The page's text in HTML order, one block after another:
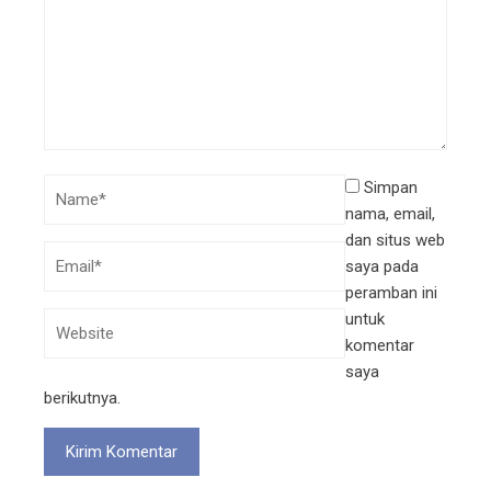
Simpan
nama, email,
dan situs web
saya pada
peramban ini
untuk
komentar
saya
berikutnya.